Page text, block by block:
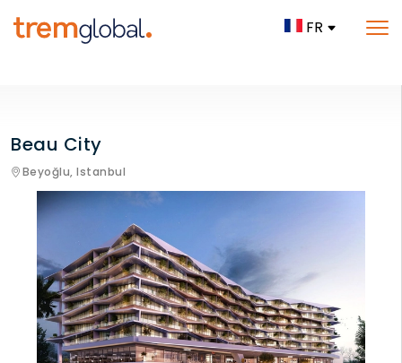
FR
Beau City
Beyoğlu, Istanbul